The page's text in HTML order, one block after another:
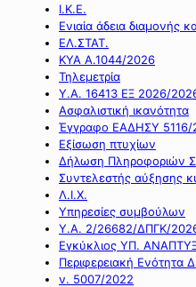
Ι.Κ.Ε.
Ενιαία άδεια διαμονής
ΕΛ.ΣΤΑΤ.
ΚΥΑ Α.1044/2026
Τηλεμετρία
Υ.Α. 16413 ΕΞ 2026/
Ασφαλιστική ικανότητα
Έγγραφο ΕΑΔΗΣΥ 5116/
Εξίσωση πτυχίων
Δήλωση Πληροφοριών
Συντελεστής αύξησης
Λ.Ι.Χ.
Υπηρεσίες συμβούλων
Υ.Α. 2/26682/ΔΠΓΚ/
Εγκύκλιος ΥΠ.
Περιφερειακή Ενότητα
ν. 5007/2022